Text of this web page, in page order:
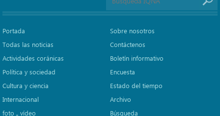
Portada
Todas las noticias
Actividades coránicas
Política y sociedad
Cultura y ciencia
Internacional
foto ـ vídeo
Sobre nosotros
Contáctenos
Boletín informativo
Encuesta
Estado del tiempo
Archivo
Búsqueda